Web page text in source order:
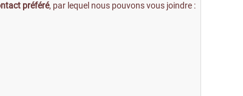
préféré, par lequel nous pouvons vous joindre :